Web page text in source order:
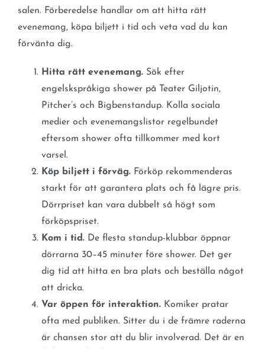
salen. Förberedelse handlar om att hitta rätt
evenemang, köpa biljett i tid och veta vad du kan
förvänta dig.
Hitta rätt evenemang.Sök efter
engelskspråkiga shower på Teater Giljotin,
Pitcher’s och Bigbenstandup. Kolla sociala
medier och evenemangslistor regelbundet
eftersom shower ofta tillkommer med kort
varsel.
Köp biljett i förväg.Förköp rekommenderas
starkt för att garantera plats och få lägre pris.
Dörrpriset kan vara dubbelt så högt som
förköpspriset.
Kom i tid.De flesta standup-klubbar öppnar
dörrarna 30–45 minuter före shower. Det ger
dig tid att hitta en bra plats och beställa något
att dricka.
Var öppen för interaktion.Komiker pratar
ofta med publiken. Sitter du i de främre raderna
är chansen stor att du blir involverad. Det är en